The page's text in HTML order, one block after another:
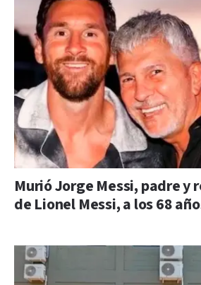
Murió Jorge Messi, padre y
de Lionel Messi, a los 68